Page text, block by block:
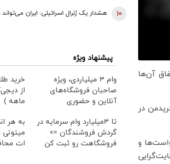
آن‌ها
در
و
هشدار یک ژنرال اسرائیلی: ایران می‌تواند 10
پیشنهاد ویژه
وام ۳ میلیاردی، ویژه
صاحبان فروشگاه‌های
آنلاین و حضوری
خرید
ماهه )
تا 3میلیارد وام سرمایه در
گردش فروشندگان =>
فروشگاهت رو ثبت کن
به هر
میتونی
ات